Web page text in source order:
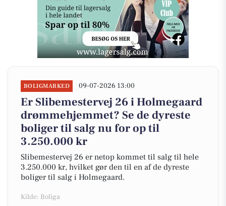
BOLIGMARKED 09-07-2026 13:00
Er Slibemestervej 26 i Holmegaard
drømmehjemmet? Se de dyreste
boliger til salg nu for op til
3.250.000 kr
Slibemestervej 26 er netop kommet til salg til hele
3.250.000 kr, hvilket gør den til en af de dyreste
boliger til salg i Holmegaard.
Kilde: Boliga